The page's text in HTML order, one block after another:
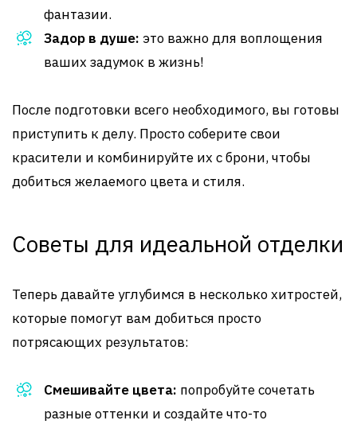
фантазии.
Задор в душе: это важно для воплощения
ваших задумок в жизнь!
После подготовки всего необходимого, вы готовы
приступить к делу. Просто соберите свои
красители и комбинируйте их с брони, чтобы
добиться желаемого цвета и стиля.
Советы для идеальной отделки
Теперь давайте углубимся в несколько хитростей,
которые помогут вам добиться просто
потрясающих результатов:
Смешивайте цвета: попробуйте сочетать
разные оттенки и создайте что-то